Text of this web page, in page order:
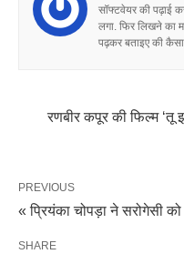
सॉफ्टवेयर की पढ़ाई
लगा. फिर लिखने का
पढ़कर बताइए की
रणबीर कपूर की फिल्म ‘तू
PREVIOUS
« प्रियंका चोपड़ा ने सरोगेसी
SHARE